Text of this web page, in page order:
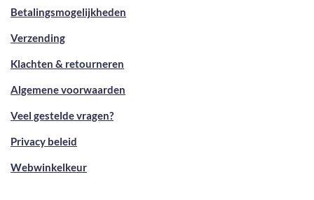
Betalingsmogelijkheden
Verzending
Klachten & retourneren
Algemene voorwaarden
Veel gestelde vragen?
Privacy beleid
Webwinkelkeur